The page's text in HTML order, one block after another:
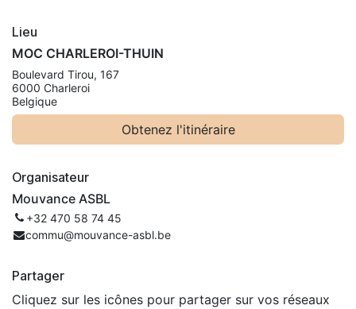
Lieu
MOC CHARLEROI-THUIN
Boulevard Tirou, 167
6000 Charleroi
Belgique
Obtenez l'itinéraire
Organisateur
Mouvance ASBL
+32 470 58 74 45
commu@mouvance-asbl.be
Partager
Cliquez sur les icônes pour partager sur vos réseaux